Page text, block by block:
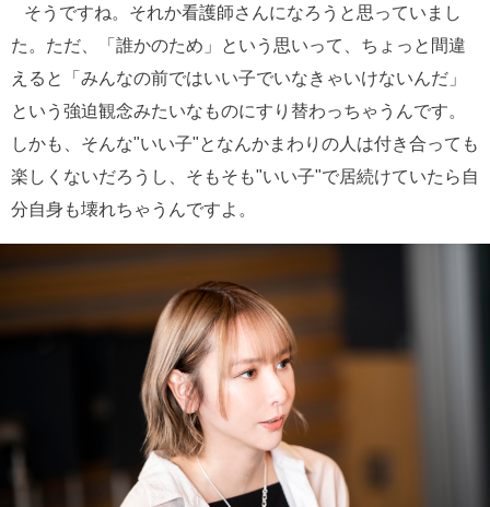
そうですね。それか看護師さんになろうと思っていまし
た。ただ、「誰かのため」という思いって、ちょっと間違
えると「みんなの前ではいい子でいなきゃいけないんだ」
という強迫観念みたいなものにすり替わっちゃうんです。
しかも、そんな"いい子"となんかまわりの人は付き合っても
楽しくないだろうし、そもそも"いい子"で居続けていたら自
分自身も壊れちゃうんですよ。